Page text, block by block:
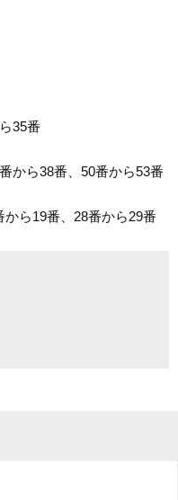
35番
から38番、50番から53番
ら19番、28番から29番